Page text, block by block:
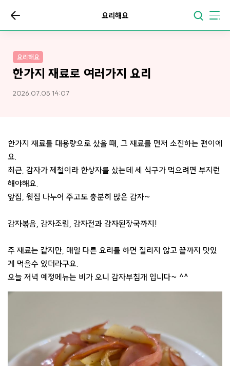
요리해요
요리해요
한가지 재료로 여러가지 요리
2026.07.05 14:07
한가지 재료를 대용량으로 샀을 때, 그 재료를 먼저 소진하는 편이에
요.
최근, 감자가 제철이라 한상자를 샀는데 세 식구가 먹으려면 부지런
해야해요.
앞집, 윗집 나누어 주고도 충분히 많은 감자~
감자볶음, 감자조림, 감자전과 감자된장국까지!
주 재료는 같지만, 매일 다른 요리를 하면 질리지 않고 끝까지 맛있
게 먹을수 있더라구요.
오늘 저녁 예정메뉴는 비가 오니 감자부침개 입니다~ ^^